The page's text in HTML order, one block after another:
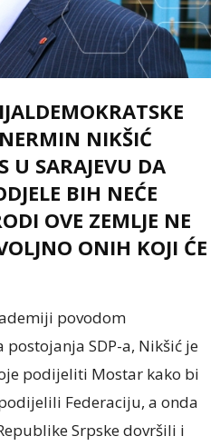
NIKŠIĆ
U SARAJEVU DA
BIH NEĆE
OVE ZEMLJE NE
ONIH KOJI ĆE
povodom
SDP-a, Nikšić je
podijeliti Mostar kako bi
Federaciju, a onda
Srpske dovršili i